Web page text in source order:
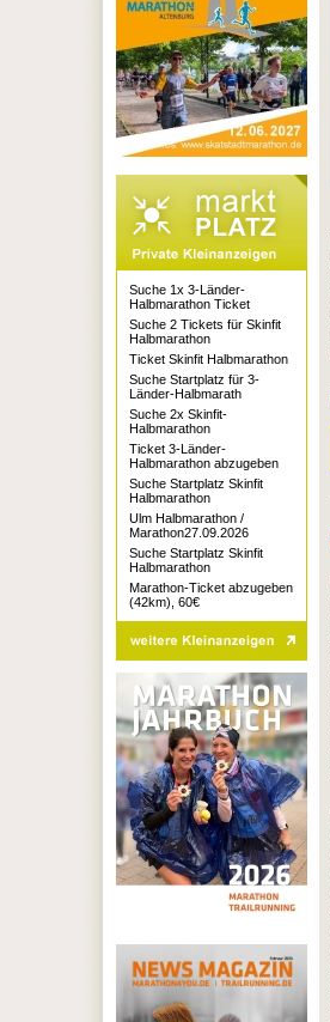
Suche 1x 3-Länder-
Halbmarathon Ticket
Suche 2 Tickets für Skinfit
Halbmarathon
Ticket Skinfit Halbmarathon
Suche Startplatz für 3-
Länder-Halbmarath
Suche 2x Skinfit-
Halbmarathon
Ticket 3-Länder-
Halbmarathon abzugeben
Suche Startplatz Skinfit
Halbmarathon
Ulm Halbmarathon /
Marathon27.09.2026
Suche Startplatz Skinfit
Halbmarathon
Marathon-Ticket abzugeben
(42km), 60€